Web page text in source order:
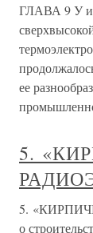
ГЛАВА 9 У
ее
5.
5.
о